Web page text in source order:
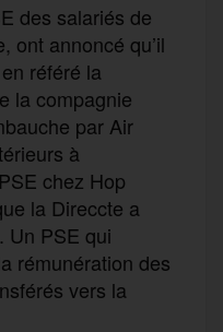
des salariés de
ont annoncé qu’il
référé la
la compagnie
par Air
à
chez Hop
la Direccte a
Un PSE qui
rémunération des
vers la